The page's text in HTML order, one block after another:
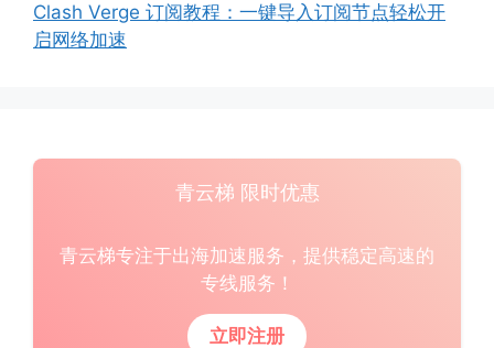
Clash Verge 订阅教程：一键导入订阅节点轻松开
启网络加速
青云梯 限时优惠
青云梯专注于出海加速服务，提供稳定高速的
专线服务！
立即注册